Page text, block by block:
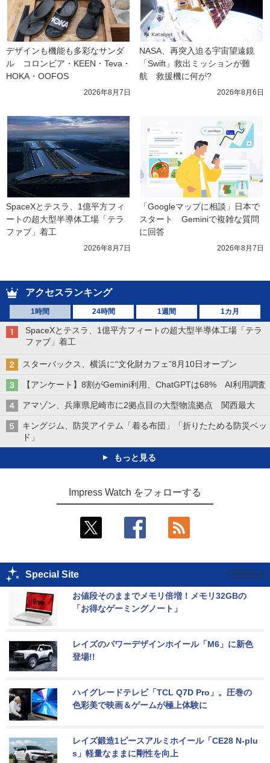
デザインも機能も多彩なサンダ
ル　コロンビア・KEEN・Teva・
HOKA・OOFOS
2026年8月7日
NASA、再突入迫る宇宙望遠鏡
「Swift」救出ミッションが難
航　救援機に何が?
2026年8月6日
SpaceXとテスラ、1億平方フィ
ートの超大型半導体工場「テラ
ファブ」着工
2026年8月7日
「Googleマップに相談」日本で
スタート　Geminiで複雑な質問
に回答
2026年8月7日
アクセスランキング
1時間 24時間 1週間 1カ月
SpaceXとテスラ、1億平方フィートの超大型半導体工場「テラ
ファブ」着工
スターバックス、横浜に“文化財カフェ”8月10日オープン
【アンケート】8割がGemini利用、ChatGPTは68% AI利用調査
アマゾン、兵庫県尼崎市に2拠点目の大型物流拠点 関西最大
キングジム、防災アイテム「着る布団」「折りたためる防災ベッ
ド」
もっと見る
Impress Watch をフォローする
Special Site
お値段そのままでメモリ倍増！メモリ32GBの
「お得なゲーミングノート」
レイズのパワーデザインホイール「M6」に新色
登場!!
ハイグレードテレビ「TCL Q7D Pro」。圧巻の
色彩美で映画＆ゲームが極上体験に
レイズ鍛造1ピースアルミホイール「CE28 N-plu
s」軽量なままに剛性を向上